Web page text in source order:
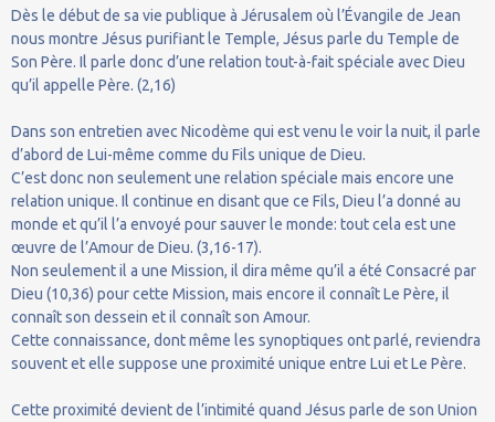
Dès le début de sa vie publique à Jérusalem où l’Évangile de Jean
nous montre Jésus purifiant le Temple, Jésus parle du Temple de
Son Père. Il parle donc d’une relation tout-à-fait spéciale avec Dieu
qu’il appelle Père. (2,16)
Dans son entretien avec Nicodème qui est venu le voir la nuit, il parle
d’abord de Lui-même comme du Fils unique de Dieu.
C’est donc non seulement une relation spéciale mais encore une
relation unique. Il continue en disant que ce Fils, Dieu l’a donné au
monde et qu’il l’a envoyé pour sauver le monde: tout cela est une
œuvre de l’Amour de Dieu. (3,16-17).
Non seulement il a une Mission, il dira même qu’il a été Consacré par
Dieu (10,36) pour cette Mission, mais encore il connaît Le Père, il
connaît son dessein et il connaît son Amour.
Cette connaissance, dont même les synoptiques ont parlé, reviendra
souvent et elle suppose une proximité unique entre Lui et Le Père.
Cette proximité devient de l’intimité quand Jésus parle de son Union